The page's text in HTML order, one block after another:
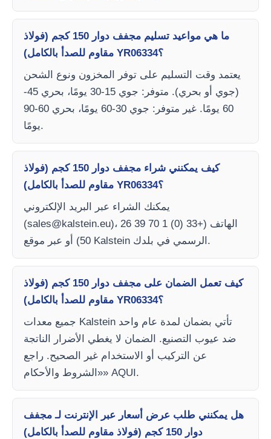
ما هي مواعيد تسليم مجفف دوار 150 كجم (فولاذ
مقاوم للصدأ بالكامل) YR06334؟
يعتمد وقت التسليم على توفر المخزون ونوع الشحن
(جوي أو بحري). متوفر: جوي 15-30 يومًا، بحري 45-
60 يومًا. غير متوفر: جوي 30-60 يومًا، بحري 60-90
يومًا.
كيف يمكنني شراء مجفف دوار 150 كجم (فولاذ
مقاوم للصدأ بالكامل) YR06334؟
يمكنك الشراء عبر البريد الإلكتروني
(sales@kalstein.eu)، الهاتف (+33 (0) 1 70 39 26
50) أو عبر موقع Kalstein الرسمي في بلدك.
كيف تعمل الضمان على مجفف دوار 150 كجم (فولاذ
مقاوم للصدأ بالكامل) YR06334؟
جميع معدات Kalstein تأتي بضمان لمدة عام واحد
ضد عيوب التصنيع. الضمان لا يغطي الأضرار الناتجة
عن التركيب أو الاستخدام غير الصحيح. راجع
«الشروط والأحكام» AQUI.
هل يمكنني طلب عرض أسعار عبر الإنترنت لـ مجفف
دوار 150 كجم (فولاذ مقاوم للصدأ بالكامل)